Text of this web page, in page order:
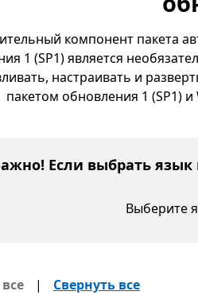
компонент пакета
1 (SP1) является
настраивать и
пакетом обновления 1 (SP1)
Если выбрать
Выберите
| Свернуть все